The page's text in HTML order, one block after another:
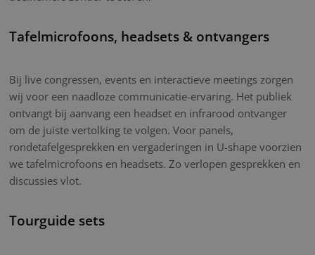
Tafelmicrofoons, headsets & ontvangers
Bij live congressen, events en interactieve meetings zorgen
wij voor een naadloze communicatie-ervaring. Het publiek
ontvangt bij aanvang een headset en infrarood ontvanger
om de juiste vertolking te volgen. Voor panels,
rondetafelgesprekken en vergaderingen in U-shape voorzien
we tafelmicrofoons en headsets. Zo verlopen gesprekken en
discussies vlot.
Tourguide sets